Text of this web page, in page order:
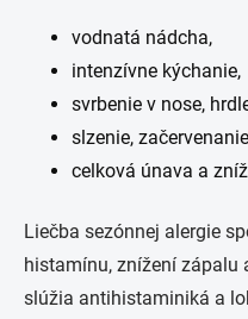
vodnatá nádcha,
intenzívne kýchanie,
svrbenie v nose,
slzenie,
celková únava a
Liečba sezónnej alergie
histamínu, znížení zápalu
slúžia antihistaminiká a